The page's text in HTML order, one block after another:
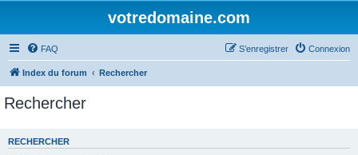
votredomaine.com
FAQ Connexion
S’enregistrer
Index du forum Rechercher
Rechercher
RECHERCHER